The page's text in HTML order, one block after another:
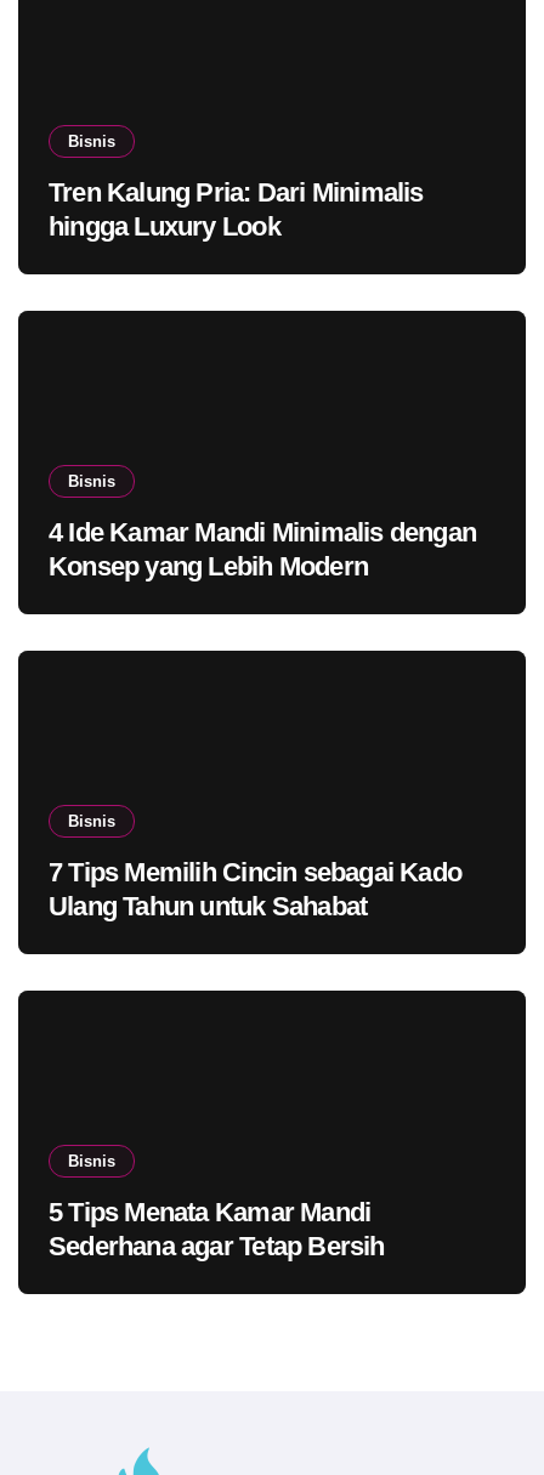
Bisnis
Tren Kalung Pria: Dari Minimalis
hingga Luxury Look
Bisnis
4 Ide Kamar Mandi Minimalis dengan
Konsep yang Lebih Modern
Bisnis
7 Tips Memilih Cincin sebagai Kado
Ulang Tahun untuk Sahabat
Bisnis
5 Tips Menata Kamar Mandi
Sederhana agar Tetap Bersih